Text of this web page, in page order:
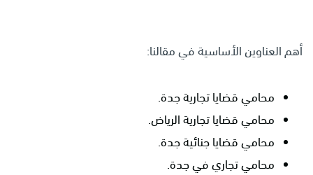
أهم العناوين الأساسية في مقالنا:
محامي قضايا تجارية جدة.
محامي قضايا تجارية الرياض.
محامي قضايا جنائية جدة.
محامي تجاري في جدة.